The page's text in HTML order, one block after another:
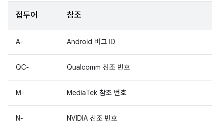
접두어 참조
A- Android 버그 ID
QC- Qualcomm 참조 번호
M- MediaTek 참조 번호
N- NVIDIA 참조 번호